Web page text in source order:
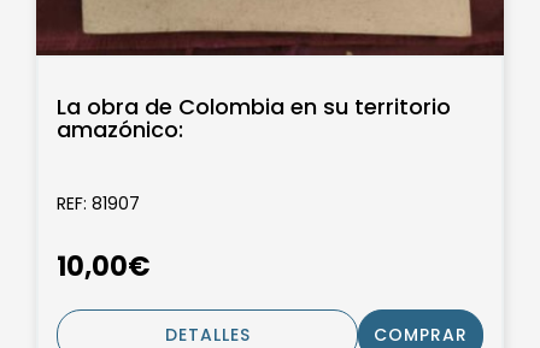
La obra de Colombia en su territorio
amazónico:
REF: 81907
10,00€
DETALLES COMPRAR